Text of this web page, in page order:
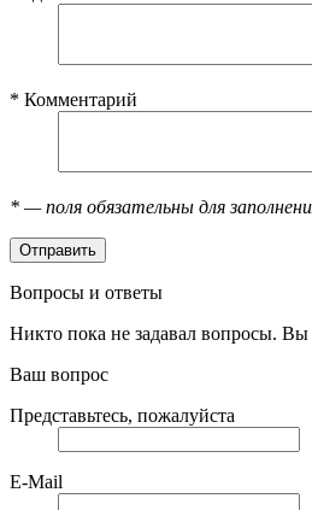
* Комментарий
* — поля обязательны для
Вопросы и ответы
Никто пока не задавал вопросы.
Ваш вопрос
Представьтесь, пожалуйста
E-Mail